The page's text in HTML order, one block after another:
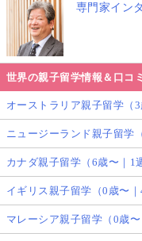
専門家イン
世界の親子留学情報＆口コミ
オーストラリア親子留学（3
ニュージーランド親子留学
カナダ親子留学（6歳〜｜1
イギリス親子留学（0歳〜｜
マレーシア親子留学（0歳〜